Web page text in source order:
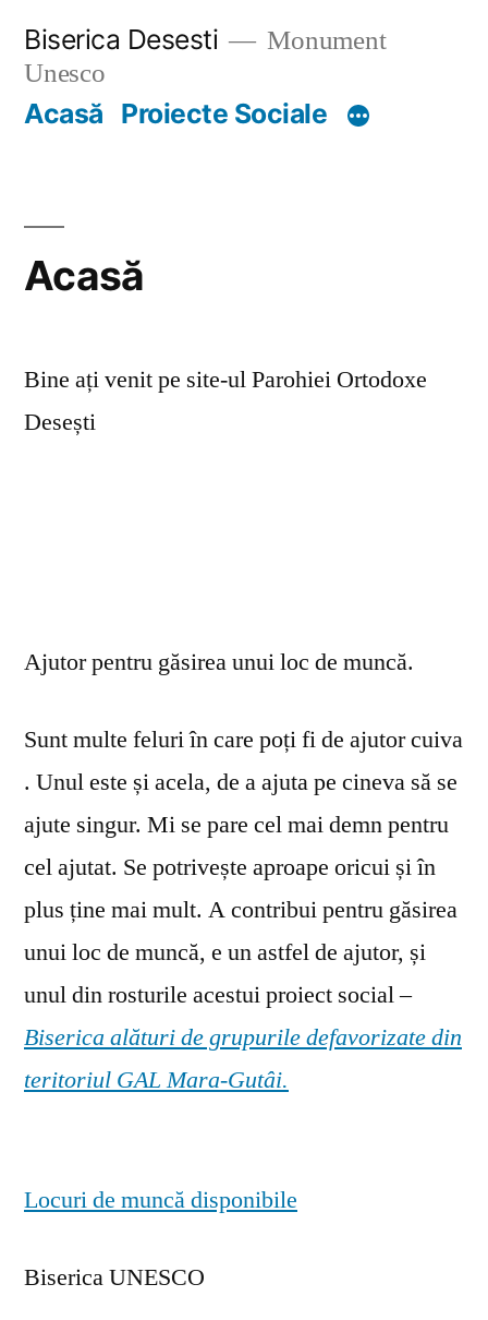
content
Biserica Desesti
Monument
Unesco
Acasă Proiecte Sociale
Acasă
Bine ați venit pe site-ul Parohiei Ortodoxe
Desești
Ajutor pentru găsirea unui loc de muncă.
Sunt multe feluri în care poți fi de ajutor cuiva
. Unul este și acela, de a ajuta pe cineva să se
ajute singur. Mi se pare cel mai demn pentru
cel ajutat. Se potrivește aproape oricui și în
plus ține mai mult. A contribui pentru găsirea
unui loc de muncă, e un astfel de ajutor, și
unul din rosturile acestui proiect social –
Biserica alături de grupurile defavorizate din
teritoriul GAL Mara-Gutâi.
Locuri de muncă disponibile
Biserica UNESCO